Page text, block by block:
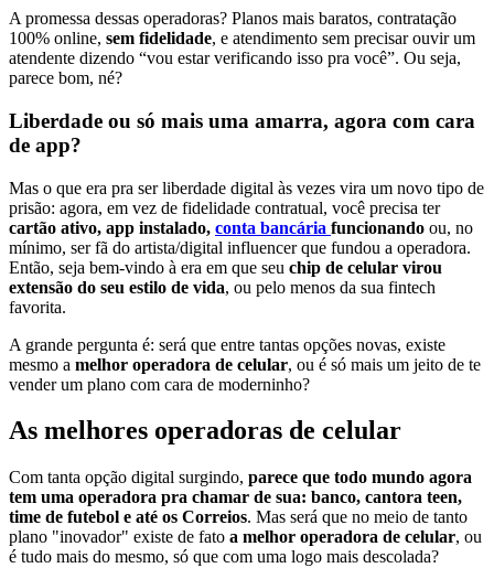
A promessa dessas operadoras? Planos mais baratos, contratação
100% online, sem fidelidade, e atendimento sem precisar ouvir um
atendente dizendo “vou estar verificando isso pra você”. Ou seja,
parece bom, né?
Liberdade ou só mais uma amarra, agora com cara
de app?
Mas o que era pra ser liberdade digital às vezes vira um novo tipo de
prisão: agora, em vez de fidelidade contratual, você precisa ter
cartão ativo, app instalado, conta bancária funcionando ou, no
mínimo, ser fã do artista/digital influencer que fundou a operadora.
Então, seja bem-vindo à era em que seu chip de celular virou
extensão do seu estilo de vida, ou pelo menos da sua fintech
favorita.
A grande pergunta é: será que entre tantas opções novas, existe
mesmo a melhor operadora de celular, ou é só mais um jeito de te
vender um plano com cara de moderninho?
As melhores operadoras de celular
Com tanta opção digital surgindo, parece que todo mundo agora
tem uma operadora pra chamar de sua: banco, cantora teen,
time de futebol e até os Correios. Mas será que no meio de tanto
plano "inovador" existe de fato a melhor operadora de celular, ou
é tudo mais do mesmo, só que com uma logo mais descolada?